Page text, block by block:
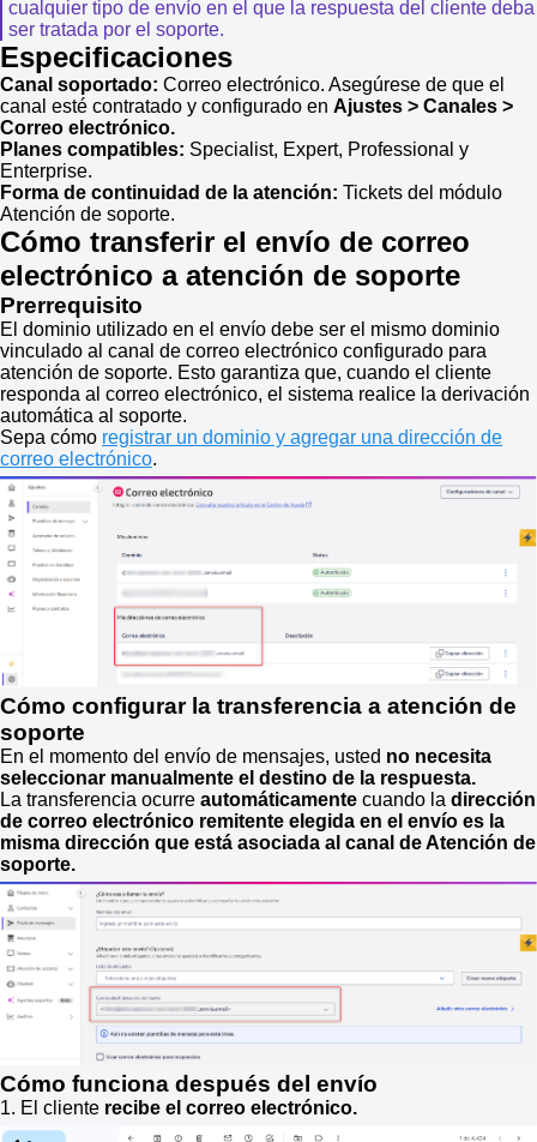
cualquier tipo de envío en el que la respuesta del cliente deba
ser tratada por el soporte.
Especificaciones
Canal soportado: Correo electrónico. Asegúrese de que el
canal esté contratado y configurado en Ajustes > Canales >
Correo electrónico.
Planes compatibles: Specialist, Expert, Professional y
Enterprise.
Forma de continuidad de la atención: Tickets del módulo
Atención de soporte.
Cómo transferir el envío de correo
electrónico a atención de soporte
Prerrequisito
El dominio utilizado en el envío debe ser el mismo dominio
vinculado al canal de correo electrónico configurado para
atención de soporte. Esto garantiza que, cuando el cliente
responda al correo electrónico, el sistema realice la derivación
automática al soporte.
Sepa cómo registrar un dominio y agregar una dirección de
correo electrónico.
Cómo configurar la transferencia a atención de
soporte
En el momento del envío de mensajes, usted no necesita
seleccionar manualmente el destino de la respuesta.
La transferencia ocurre automáticamente cuando la dirección
de correo electrónico remitente elegida en el envío es la
misma dirección que está asociada al canal de Atención de
soporte.
Cómo funciona después del envío
1. El cliente recibe el correo electrónico.